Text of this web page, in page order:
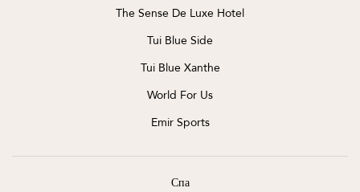
The Sense De Luxe Hotel
Tui Blue Side
Tui Blue Xanthe
World For Us
Emir Sports
Спа